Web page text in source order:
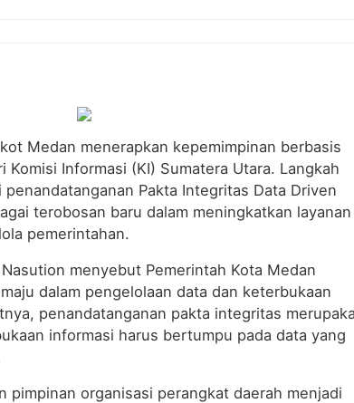
Medan menerapkan kepemimpinan berbasis
Komisi Informasi (KI) Sumatera Utara. Langkah
Pakta Integritas Data Driven
terobosan baru dalam meningkatkan layanan
pemerintahan.
menyebut Pemerintah Kota Medan
dalam pengelolaan data dan keterbukaan
penandatanganan pakta integritas
informasi harus bertumpu pada data yang
pimpinan organisasi perangkat daerah menjadi